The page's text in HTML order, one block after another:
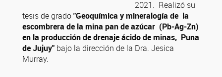
2021. Realizó su
tesis de grado"Geoquímica y mineralogía de la
escombrera de la mina pan de azúcar (Pb-Ag-Zn)
en la producción de drenaje ácido de minas, Puna
de Jujuy" bajo la dirección de la Dra. Jesica
Murray.